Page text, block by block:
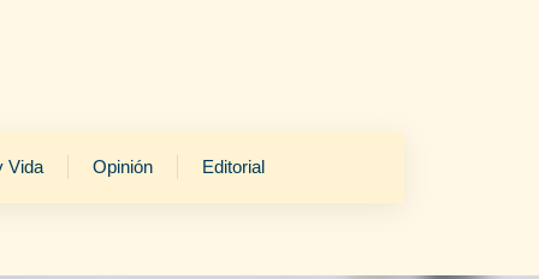
Vida Opinión Editorial